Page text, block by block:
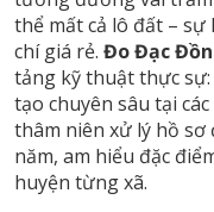
thể mất cả lô đất –
chí giá rẻ. Đo Đạc
tảng kỹ thuật thực
tạo chuyên sâu tại
thâm niên xử lý hồ
năm, am hiểu đặc
huyện từng xã.